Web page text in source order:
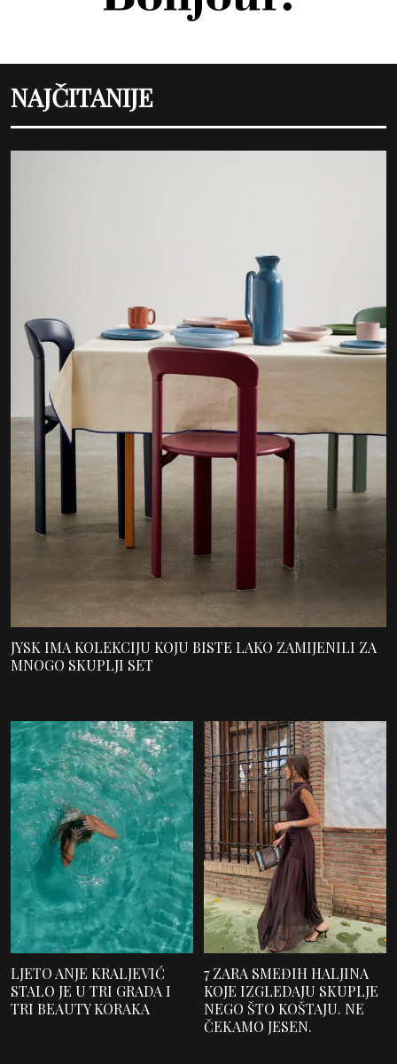
NAJČITANIJE
JYSK IMA KOLEKCIJU KOJU BISTE LAKO ZAMIJENILI ZA
MNOGO SKUPLJI SET
LJETO ANJE KRALJEVIĆ
STALO JE U TRI GRADA I
TRI BEAUTY KORAKA
7 ZARA SMEĐIH HALJINA
KOJE IZGLEDAJU SKUPLJE
NEGO ŠTO KOŠTAJU. NE
ČEKAMO JESEN.